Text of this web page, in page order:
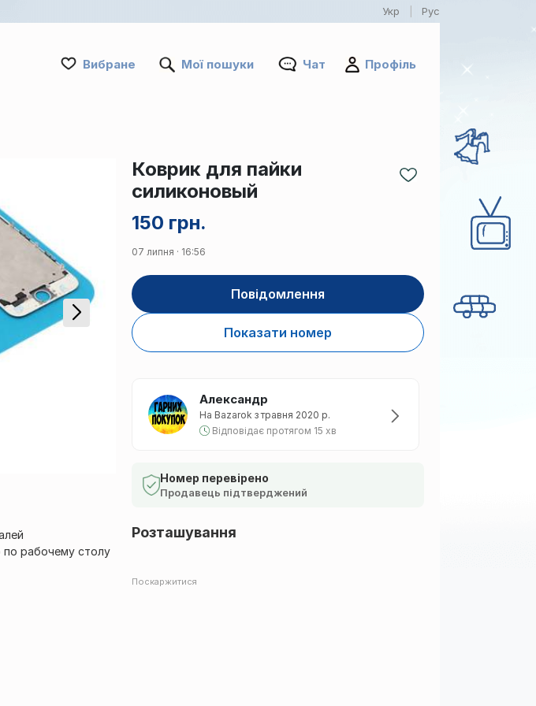
Укр Рус
Вибране Мої пошуки Чат Профіль
по рабочему столу
150 грн.
Коврик для пайки
силиконовый
07 липня · 16:56
Повідомлення
Показати номер
Александр
На Bazarok з травня 2020 р.
Відповідає протягом 15 хв
Номер перевірено
Продавець підтверджений
Розташування
Поскаржитися